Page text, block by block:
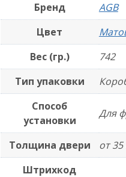
Бренд
AGB
Цвет
Вес (гр.)
742
Тип упаковки
Способ
установки
Для
Толщина двери
от
Штрихкод